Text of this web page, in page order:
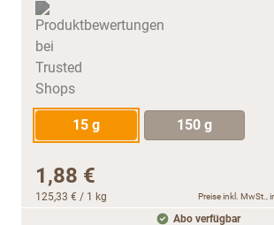
15 g 150 g
1,88 €
125,33 € / 1 kg Preise inkl. MwSt.,
Abo verfügbar